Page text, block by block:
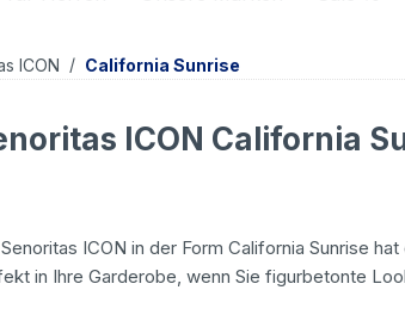
ICON / California Sunrise
ICON California
ICON in der Form California Sunrise
in Ihre Garderobe, wenn Sie figurbetonte